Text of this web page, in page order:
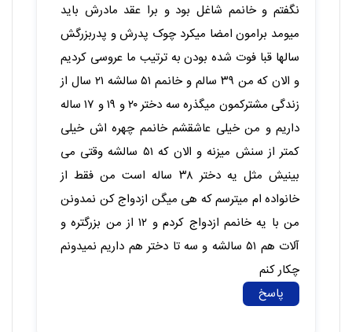
نگفتم و خانمم شاغل بود و برا عقد مادرش باید
میومد برامون امضا میکرد چوک پدرش و پدربزرگش
سالها قبا فوت شده بودن به ترتیب ما عروسی کردیم
و الان که من ۳۹ سالم و خانمم ۵۱ سالشه ۲۱ سال از
زندگی مشترکمون میگذره سه دختر ۲۰ و ۱۹ و ۱۷ ساله
داریم و من خیلی عاشقشم خانمم چهره اش خیلی
کمتر از سنش میزنه و الان که ۵۱ سالشه وقتی می
بینیش مثل یه دختر ۳۸ ساله است من فقط از
خانواده ام میترسم که هی میگن ازدواج کن نمدونن
من با یه خانمم ازدواج کردم و ۱۲ از من بزرگتره و
آلات هم ۵۱ سالشه و سه تا دختر هم داریم نمیدونم
چکار کنم
پاسخ